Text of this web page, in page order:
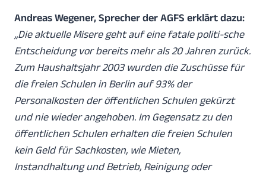
Andreas Wegener, Sprecher der AGFS erklärt dazu:
„Die aktuelle Misere geht auf eine fatale politi-sche
Entscheidung vor bereits mehr als 20 Jahren zurück.
Zum Haushaltsjahr 2003 wurden die Zuschüsse für
die freien Schulen in Berlin auf 93% der
Personalkosten der öffentlichen Schulen gekürzt
und nie wieder angehoben. Im Gegensatz zu den
öffentlichen Schulen erhalten die freien Schulen
kein Geld für Sachkosten, wie Mieten,
Instandhaltung und Betrieb, Reinigung oder